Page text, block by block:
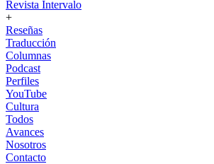
Revista Intervalo
+
Reseñas
Traducción
Columnas
Podcast
Perfiles
YouTube
Cultura
Todos
Avances
Nosotros
Contacto